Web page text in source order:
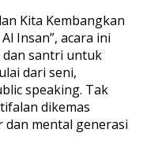
Kita Kembangkan
Insan”, acara ini
dan santri untuk
dari seni,
speaking. Tak
dikemas
mental generasi